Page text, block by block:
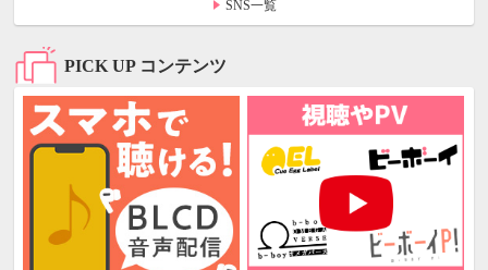
SNS一覧
PICK UP コンテンツ